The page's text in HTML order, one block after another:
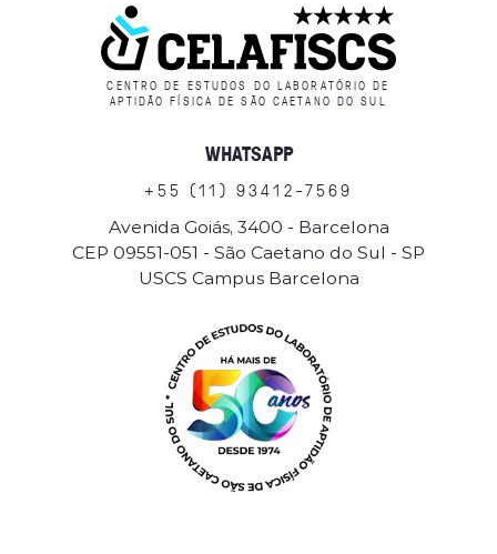
CENTRO DE ESTUDOS DO LABORATÓRIO DE
APTIDÃO FÍSICA DE SÃO CAETANO DO SUL
WHATSAPP
+55 (11 ) 9341 2-7569
Avenida Goiás, 3400 - Barcelona
CEP 09551-051 - São Caetano do Sul - SP
USCS Campus Barcelona